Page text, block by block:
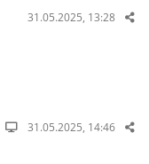
31.05.2025, 13:28
31.05.2025, 14:46